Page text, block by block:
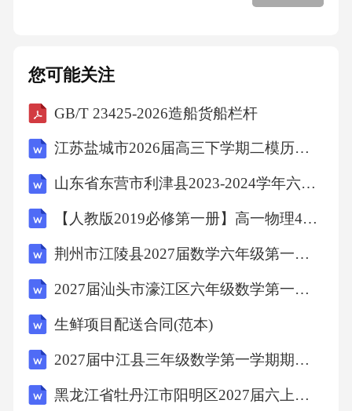
您可能关注
GB/T 23425-2026造船货船栏杆
江苏盐城市2026届高三下学期二模历史试题（文字版含答案）
山东省东营市利津县2023-2024学年六年级下学期期末考试历史试题（文字版含答案）
【人教版2019必修第一册】高一物理4力学单位制（教学设计）教案
荆州市江陵县2027届数学六年级第一学期期末经典模拟试题含解析
2027届汕头市濠江区六年级数学第一学期期末学业水平测试模拟试题含解析
生鲜项目配送合同(范本)
2027届中江县三年级数学第一学期期末检测模拟试题含解析
黑龙江省牡丹江市阳明区2027届六上数学期末监测试题含解析